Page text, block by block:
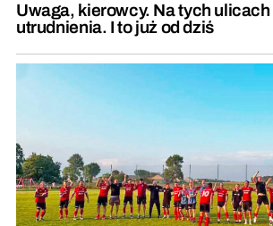
Uwaga, kierowcy. Na tych ulicach
utrudnienia. I to już od dziś